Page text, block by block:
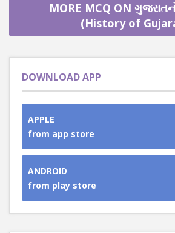
MORE MCQ ON
(History of
DOWNLOAD APP
APPLE
from app store
ANDROID
from play store